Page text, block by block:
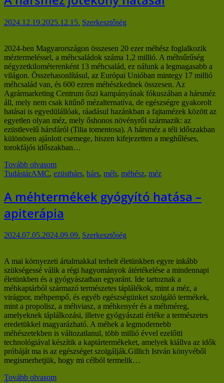
2024.12.19.2025.12.15. Szerkesztőség
2024-ben Magyarországon összesen 20 ezer méhész foglalkozik
méztermeléssel, a méhcsaládok száma 1,2 millió. A méhsűrűség
négyzetkilométerenként 13 méhcsalád, ez nálunk a legmagasabb a
világon. Összehasonlításul, az Európai Unióban mintegy 17 millió
méhcsalád van, és 600 ezren méhészkednek összesen. Az
Agrármarketing Centrum őszi kampányának fókuszában a hársméz
áll, mely nem csak kitűnő mézalternatíva, de egészségre gyakorolt
hatásai is egyedülállóak, ráadásul hazánkban a fajtamézek között az
egyetlen olyan méz, mely őshonos növényről származik: az
ezüstlevelű hársfáról (Tilia tomentosa). A hársméz a téli időszakban
különösen ajánlott csemege, hiszen kifejezetten a meghűléses,
torokfájós időszakban…
Tovább olvasom
TudástárAMC, ezüsthárs, hárs, méh, méhész, méz
A méhtermékek gyógyító hatása –
apiterápia
2024.07.05.2024.09.09. Szerkesztőség
A mai környezeti ártalmakkal terhelt életünkben egyre inkább
szükségessé válik a régi hagyományok átértékelése a mindennapi
életünkben és a gyógyászatban egyaránt. Ide tartoznak a
méhkaptárból származó természetes táplálékok, mint a méz, a
virágpor, méhpempő, és egyéb egészségünket szolgáló termékek,
mint a propolisz, a méhviasz, a méhkenyér és a méhméreg,
amelyeknek táplálkozási, illetve gyógyászati értéke a természetes
eredetükkel magyarázható. A méhek a legmodernebb
méhészetekben is változatlanul, több millió évvel ezelőtti
technológiával készítik a kaptártermékeket, amelyek kiállva az idők
próbáját ma is az egészséget szolgálják.Gillich István könyvéből
megismerhetjük, hogy mi célból termelik…
Tovább olvasom